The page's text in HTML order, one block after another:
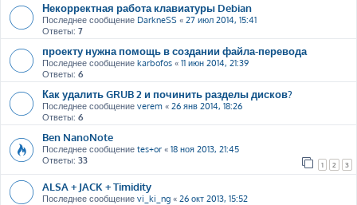
Некорректная работа клавиатуры Debian
Последнее сообщение DarkneSS « 27 июл 2014, 15:41
Ответы: 7
проекту нужна помощь в создании файла-перевода
Последнее сообщение karbofos « 11 июн 2014, 21:39
Ответы: 6
Как удалить GRUB 2 и починить разделы дисков?
Последнее сообщение verem « 26 янв 2014, 18:26
Ответы: 6
Ben NanoNote
Последнее сообщение tes+or « 18 ноя 2013, 21:45
Ответы: 33 1 2 3
ALSA + JACK + Timidity
Последнее сообщение vi_ki_ng « 26 окт 2013, 15:52